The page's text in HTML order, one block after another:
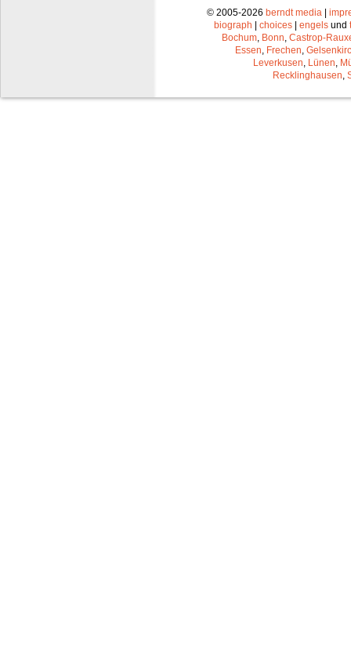
© 2005-2026 berndt media|
biograph
choices engels und
Bochum, Bonn, Castrop-
Essen, Frechen,
Leverkusen, Lünen,
Recklinghausen,